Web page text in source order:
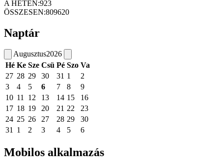
A HÉTEN:923
ÖSSZESEN:809620
Naptár
Augusztus2026
Hé Ke Sze Csü Pé Szo Va
27 28 29 30 31 1
2
3
4 5 6 7 8
9
10 11 12 13 14 15
16
17 18 19 20 21 22
23
24 25 26 27 28 29
30
31 1 2 3 4 5 6
Mobilos alkalmazás